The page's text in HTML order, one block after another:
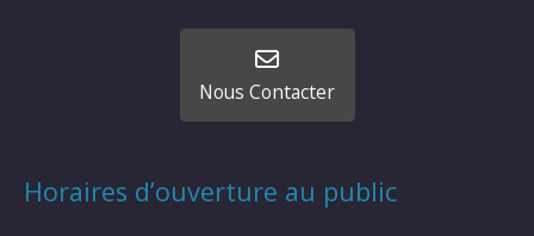
Nous Contacter
Horaires d’ouverture au public